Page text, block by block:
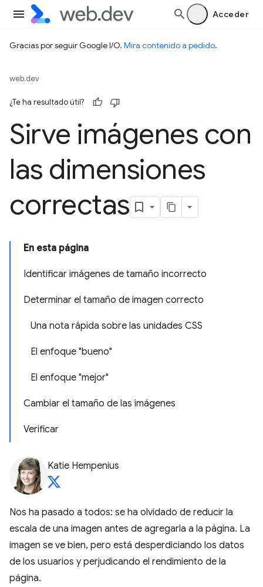
Acceder
Gracias por seguir Google I/O. Mira contenido a pedido.
web.dev
¿Te ha resultado útil?
Sirve imágenes con
las dimensiones
correctas
En esta página
Identificar imágenes de tamaño incorrecto
Determinar el tamaño de imagen correcto
Una nota rápida sobre las unidades CSS
El enfoque "bueno"
El enfoque "mejor"
Cambiar el tamaño de las imágenes
Verificar
Katie Hempenius
Nos ha pasado a todos: se ha olvidado de reducir la
escala de una imagen antes de agregarla a la página. La
imagen se ve bien, pero está desperdiciando los datos
de los usuarios y perjudicando el rendimiento de la
página.